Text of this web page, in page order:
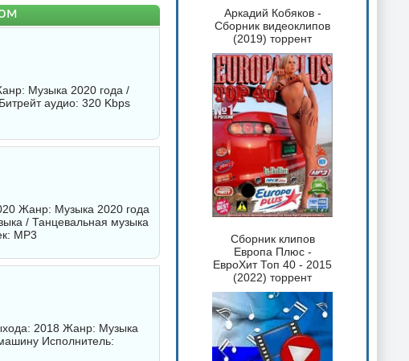
Музыка 2020 года /
Битрейт аудио: 320 Kbps
Жанр: Музыка 2020 года
/ Танцевальная музыка
MP3
2018 Жанр: Музыка
Исполнитель:
Аркадий Кобяков -
Сборник видеоклипов
(2019) торрент
Сборник клипов
Европа Плюс -
ЕвроХит Топ 40 - 2015
(2022) торрент